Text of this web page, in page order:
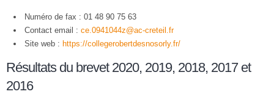
Numéro de fax : 01 48 90 75 63
Contact email : ce.0941044z@ac-creteil.fr
Site web : https://collegerobertdesnosorly.fr/
Résultats du brevet 2020, 2019, 2018, 2017 et
2016